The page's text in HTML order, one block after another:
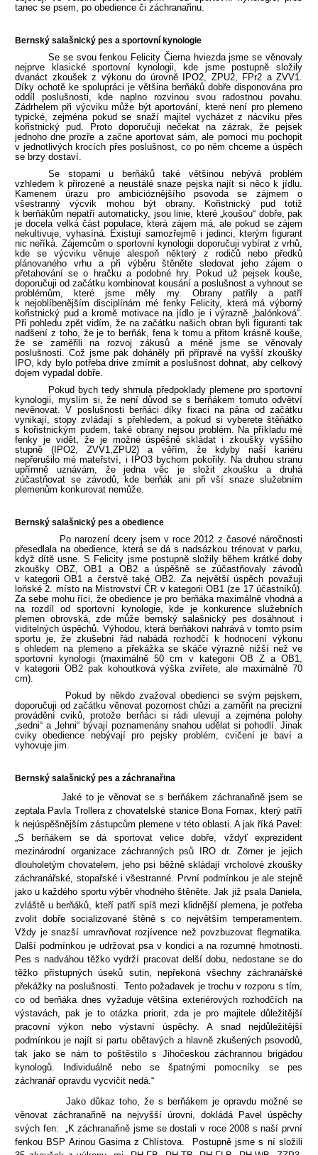
tanec se psem, po obedience či záchranařinu.
Bernský salašnický pes a sportovní kynologie
Se se svou fenkou Felicity Čierna hviezda jsme se věnovaly
nejprve klasické sportovní kynologii, kde jsme postupně složily
dvanáct zkoušek z výkonu do úrovně IPO2, ZPU2, FPr2 a ZVV1.
Díky ochotě ke spolupráci je většina berňáků dobře disponována pro
oddíl poslušnosti, kde naplno rozvinou svou radostnou povahu.
Zádrhelem při výcviku může být aportování, které není pro plemeno
typické, zejména pokud se snaží majitel vycházet z nácviku přes
kořistnický pud. Proto doporučuji nečekat na zázrak, že pejsek
jednoho dne prozře a začne aportovat sám, ale pomoci mu pochopit
v jednotlivých krocích přes poslušnost, co po něm chceme a úspěch
se brzy dostaví.
Se stopami u berňáků také většinou nebývá problém
vzhledem k přirozené a neustálé snaze pejska najít si něco k jídlu.
Kamenem úrazu pro ambicióznějšího psovoda se zájmem o
všestranný výcvik mohou být obrany. Kořistnický pud totiž
k berňákům nepatří automaticky, jsou linie, které „koušou“ dobře, pak
je docela velká část populace, která zájem má, ale pokud se zájem
nekultivuje, vyhasíná. Existují samozřejmě i jedinci, kterým figurant
nic neříká. Zájemcům o sportovní kynologii doporučuji vybírat z vrhů,
kde se výcviku věnuje alespoň některý z rodičů nebo předků
plánovaného vrhu a při výběru štěněte sledovat jeho zájem o
přetahování se o hračku a podobné hry. Pokud už pejsek kouše,
doporučuji od začátku kombinovat kousání a poslušnost a vyhnout se
problémům, které jsme měly my. Obrany patřily a patří
k nejoblíbenějším disciplínám mé fenky Felicity, která má výborný
kořistnický pud a kromě motivace na jídlo je i výrazně „balónková“.
Při pohledu zpět vidím, že na začátku našich obran byli figuranti tak
nadšení z toho, že je to berňák, fena k tomu a přitom krásně kouše,
že se zaměřili na rozvoj zákusů a méně jsme se věnovaly
poslušnosti. Což jsme pak doháněly při přípravě na vyšší zkoušky
IPO, kdy bylo potřeba drive zmírnit a poslušnost dohnat, aby celkový
dojem vypadal dobře.
Pokud bych tedy shrnula předpoklady plemene pro sportovní
kynologii, myslím si, že není důvod se s berňákem tomuto odvětví
nevěnovat. V poslušnosti berňáci díky fixaci na pána od začátku
vynikají, stopy zvládají s přehledem, a pokud si vyberete štěňátko
s kořistnickým pudem, také obrany nejsou problém. Na příkladu mé
fenky je vidět, že je možné úspěšně skládat i zkoušky vyššího
stupně (IPO2, ZVV1,ZPU2) a věřím, že kdyby naší kariéru
nepřerušilo mé mateřství, i IPO3 bychom pokořily. Na druhou stranu
upřímně uznávám, že jedna věc je složit zkoušku a druhá
zúčastňovat se závodů, kde berňák ani při vší snaze služebním
plemenům konkurovat nemůže.
Bernský salašnický pes a obedience
Po narození dcery jsem v roce 2012 z časové náročnosti
přesedlala na obedience, která se dá s nadsázkou trénovat v parku,
když dítě usne. S Felicity jsme postupně složily během krátké doby
zkoušky OBZ, OB1 a OB2 a úspěšně se zúčastňovaly závodů
v kategorii OB1 a čerstvě také OB2. Za největší úspěch považuji
loňské 2. místo na Mistrovství ČR v kategorii OB1 (ze 17 účastníků).
Za sebe mohu říci, že obedience je pro berňáka maximálně vhodná a
na rozdíl od sportovní kynologie, kde je konkurence služebních
plemen obrovská, zde může bernský salašnický pes dosáhnout i
viditelných úspěchů. Výhodou, která berňákovi nahrává v tomto psím
sportu je, že zkušební řád nabádá rozhodčí k hodnocení výkonu
s ohledem na plemeno a překážka se skáče výrazně nižší než ve
sportovní kynologii (maximálně 50 cm v kategorii OB Z a OB1,
v kategorii OB2 pak kohoutková výška zvířete, ale maximálně 70
cm).
Pokud by někdo zvažoval obedienci se svým pejskem,
doporučuji od začátku věnovat pozornost chůzi a zaměřit na precizní
provádění cviků, protože berňáci si rádi ulevují a zejména polohy
„sedni“ a „lehni“ bývají poznamenány snahou udělat si pohodlí. Jinak
cviky obedience nebývají pro pejsky problém, cvičení je baví a
vyhovuje jim.
Bernský salašnický pes a záchranařina
Jaké to je věnovat se s berňákem záchranařině jsem se
zeptala Pavla Trollera z chovatelské stanice Bona Fornax, který patří
k nejúspěšnějším zástupcům plemene v této oblasti. A jak říká Pavel:
„S berňákem se dá sportovat velice dobře, vždyť exprezident
mezinárodní organizace záchranných psů IRO dr. Zörner je jejich
dlouholetým chovatelem, jeho psi běžně skládají vrcholové zkoušky
záchranářské, stopařské i všestranné. První podmínkou je ale stejně
jako u každého sportu výběr vhodného štěněte. Jak již psala Daniela,
zvláště u berňáků, kteří patří spíš mezi klidnější plemena, je potřeba
zvolit dobře socializované štěně s co největším temperamentem.
Vždy je snazší umravňovat rozjívence než povzbuzovat flegmatika.
Další podmínkou je udržovat psa v kondici a na rozumné hmotnosti.
Pes s nadváhou těžko vydrží pracovat delší dobu, nedostane se do
těžko přístupných úseků sutin, nepřekoná všechny záchranářské
překážky na poslušnosti. Tento požadavek je trochu v rozporu s tím,
co od berňáka dnes vyžaduje většina exteriérových rozhodčích na
výstavách, pak je to otázka priorit, zda je pro majitele důležitější
pracovní výkon nebo výstavní úspěchy. A snad nejdůležitější
podmínkou je najít si partu obětavých a hlavně zkušených psovodů,
tak jako se nám to poštěstilo s Jihočeskou záchrannou brigádou
kynologů. Individuálně nebo se špatnými pomocníky se pes
záchranář opravdu vycvičit nedá.“
Jako důkaz toho, že s berňákem je opravdu možné se
věnovat záchranařině na nejvyšší úrovni, dokládá Pavel úspěchy
svých fen: „K záchranařině jsme se dostali v roce 2008 s naší první
fenkou BSP Arinou Gasima z Chlístova. Postupně jsme s ní složili